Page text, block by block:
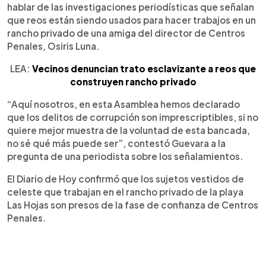
hablar de las investigaciones periodísticas que señalan
que reos están siendo usados para hacer trabajos en un
rancho privado de una amiga del director de Centros
Penales, Osiris Luna.
LEA: Vecinos denuncian trato esclavizante a reos que
construyen rancho privado
“Aquí nosotros, en esta Asamblea hemos declarado
que los delitos de corrupción son imprescriptibles, si no
quiere mejor muestra de la voluntad de esta bancada,
no sé qué más puede ser”, contestó Guevara a la
pregunta de una periodista sobre los señalamientos.
El Diario de Hoy confirmó que los sujetos vestidos de
celeste que trabajan en el rancho privado de la playa
Las Hojas son presos de la fase de confianza de Centros
Penales.